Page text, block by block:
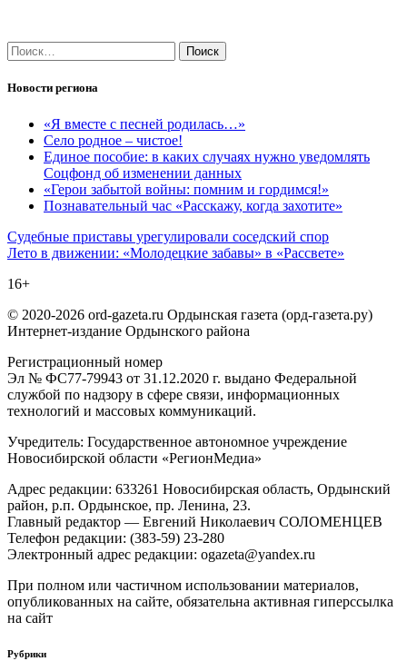
Найти:
Новости региона
«Я вместе с песней родилась…»
Село родное – чистое!
Единое пособие: в каких случаях нужно уведомлять
Соцфонд об изменении данных
«Герои забытой войны: помним и гордимся!»
Познавательный час «Расскажу, когда захотите»
Навигация
по
записям
Судебные приставы урегулировали соседский спор
Лето в движении: «Молодецкие забавы» в «Рассвете»
16+
© 2020-2026 ord-gazeta.ru Ордынская газета (орд-газета.ру)
Интернет-издание Ордынского района
Регистрационный номер
Эл № ФС77-79943 от 31.12.2020 г. выдано Федеральной
службой по надзору в сфере связи, информационных
технологий и массовых коммуникаций.
Учредитель: Государственное автономное учреждение
Новосибирской области «РегионМедиа»
Адрес редакции: 633261 Новосибирская область, Ордынский
район, р.п. Ордынское, пр. Ленина, 23.
Главный редактор — Евгений Николаевич СОЛОМЕНЦЕВ
Телефон редакции: (383-59) 23-280
Электронный адрес редакции: ogazeta@yandex.ru
При полном или частичном использовании материалов,
опубликованных на сайте, обязательна активная гиперссылка
на сайт
Рубрики